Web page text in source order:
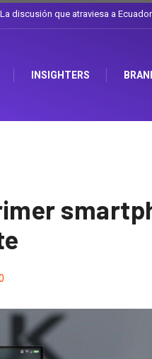
en Corporación Favorita
INSIGHTERS